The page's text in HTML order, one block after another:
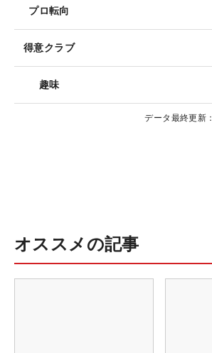
プロ転向
得意クラブ
趣味
データ最終更新：
オススメの記事